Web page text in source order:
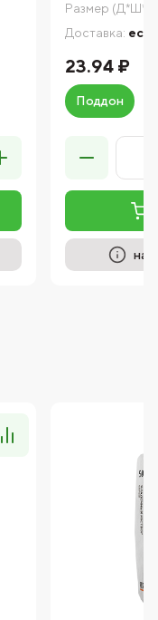
Размер
Доставка: есть
23.94 ₽
Поддон
на